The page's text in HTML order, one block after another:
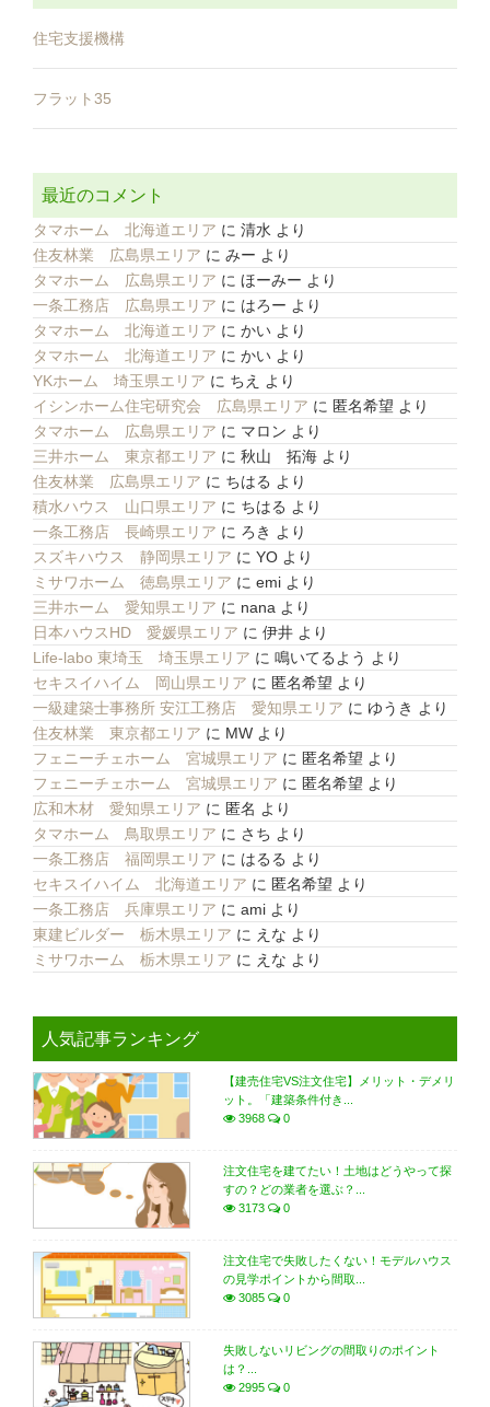
住宅支援機構
フラット35
最近のコメント
タマホーム 北海道エリア に 清水 より
住友林業 広島県エリア に みー より
タマホーム 広島県エリア に ほーみー より
一条工務店 広島県エリア に はろー より
タマホーム 北海道エリア に かい より
タマホーム 北海道エリア に かい より
YKホーム 埼玉県エリア に ちえ
より
イシンホーム住宅研究会 広島県エリア に 匿名希望 より
タマホーム 広島県エリア に マロン より
三井ホーム 東京都エリア に 秋山 拓海 より
住友林業 広島県エリア に ちはる より
積水ハウス 山口県エリア に ちはる より
一条工務店 長崎県エリア に ろき より
スズキハウス 静岡県エリア に YO より
ミサワホーム 徳島県エリア に emi より
三井ホーム 愛知県エリア に nana より
日本ハウスHD 愛媛県エリア に 伊井 より
Life-labo 東埼玉 埼玉県エリア に 鳴いてるよう より
セキスイハイム 岡山県エリア に 匿名希望 より
一級建築士事務所 安江工務店 愛知県エリア に ゆうき より
住友林業 東京都エリア に MW より
フェニーチェホーム 宮城県エリア に 匿名希望 より
フェニーチェホーム 宮城県エリア に 匿名希望 より
広和木材 愛知県エリア に 匿名 より
タマホーム 鳥取県エリア に さち より
一条工務店 福岡県エリア に はるる より
セキスイハイム 北海道エリア に 匿名希望 より
一条工務店 兵庫県エリア に ami より
東建ビルダー 栃木県エリア に えな より
ミサワホーム 栃木県エリア に えな より
人気記事ランキング
【建売住宅VS注文住宅】メリット・デメリ
ット。「建築条件付き...
3968
0
注文住宅を建てたい！土地はどうやって探
すの？どの業者を選ぶ？...
3173
0
注文住宅で失敗したくない！モデルハウス
の見学ポイントから間取...
3085
0
失敗しないリビングの間取りのポイント
は？...
2995
0